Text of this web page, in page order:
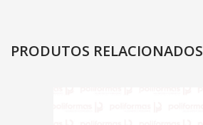
PRODUTOS RELACIONADOS